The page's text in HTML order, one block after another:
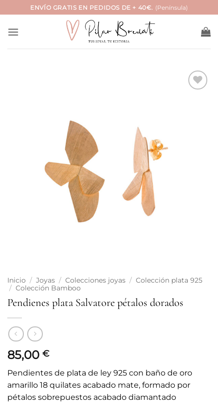
al
contenido
ENVÍO GRATIS EN PEDIDOS DE + 40€. (Península)
Inicio / Joyas / Colecciones joyas / Colección plata 925
/ Colección Bamboo
Pendienes plata Salvatore pétalos dorados
85,00 €
Pendientes de plata de ley 925 con baño de oro
amarillo 18 quilates acabado mate, formado por
pétalos sobrepuestos acabado diamantado